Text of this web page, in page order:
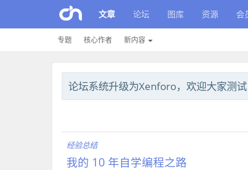
文章
专题 核心作者 新内容
论坛 图库 资源 会
论坛系统升级为Xenforo，欢迎大家测试
经验总结
我的 10 年自学编程之路